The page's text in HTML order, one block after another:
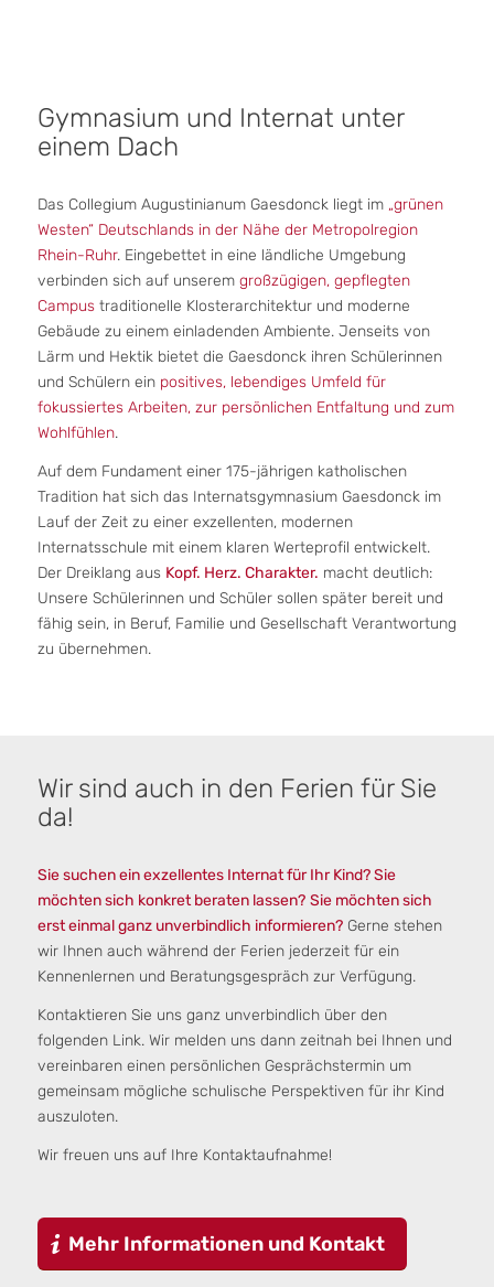
Gymnasium und Internat unter
einem Dach
Das Collegium Augustinianum Gaesdonck liegt im „grünen
Westen“ Deutschlands in der Nähe der Metropolregion
Rhein-Ruhr. Eingebettet in eine ländliche Umgebung
verbinden sich auf unserem großzügigen, gepflegten
Campustraditionelle Klosterarchitektur und moderne
Gebäude zu einem einladenden Ambiente. Jenseits von
Lärm und Hektik bietet die Gaesdonck ihren Schülerinnen
und Schülern ein positives, lebendiges Umfeld für
fokussiertes Arbeiten, zur persönlichen Entfaltung und zum
Wohlfühlen.
Auf dem Fundament einer 175-jährigen katholischen
Tradition hat sich das Internatsgymnasium Gaesdonck im
Lauf der Zeit zu einer exzellenten, modernen
Internatsschule mit einem klaren Werteprofil entwickelt.
Der Dreiklang aus Kopf. Herz. Charakter. macht deutlich:
Unsere Schülerinnen und Schüler sollen später bereit und
fähig sein, in Beruf, Familie und Gesellschaft Verantwortung
zu übernehmen.
Wir sind auch in den Ferien für Sie
da!
Sie suchen ein exzellentes Internat für Ihr Kind? Sie
möchten sich konkret beraten lassen? Sie möchten sich
erst einmal ganz unverbindlich informieren?Gerne stehen
wir Ihnen auch während der Ferien jederzeit für ein
Kennenlernen und Beratungsgespräch zur Verfügung.
Kontaktieren Sie uns ganz unverbindlich über den
folgenden Link. Wir melden uns dann zeitnah bei Ihnen und
vereinbaren einen persönlichen Gesprächstermin um
gemeinsam mögliche schulische Perspektiven für ihr Kind
auszuloten.
Wir freuen uns auf Ihre Kontaktaufnahme!
Mehr Informationen und Kontakt